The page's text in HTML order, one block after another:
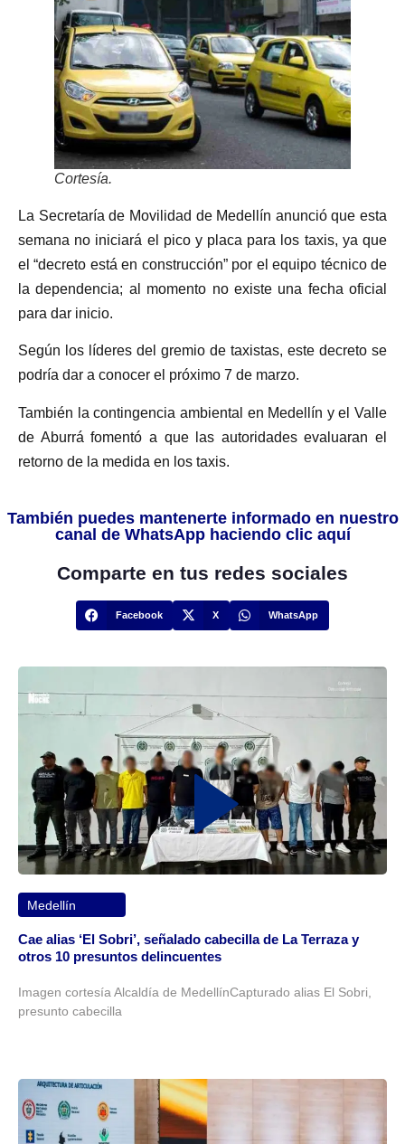
Cortesía.
La Secretaría de Movilidad de Medellín anunció que esta
semana no iniciará el pico y placa para los taxis, ya que
el “decreto está en construcción” por el equipo técnico de
la dependencia; al momento no existe una fecha oficial
para dar inicio.
Según los líderes del gremio de taxistas, este decreto se
podría dar a conocer el próximo 7 de marzo.
También la contingencia ambiental en Medellín y el Valle
de Aburrá fomentó a que las autoridades evaluaran el
retorno de la medida en los taxis.
También puedes mantenerte informado en nuestro
canal de WhatsApp haciendo clic aquí
Comparte en tus redes sociales
Facebook X WhatsApp
Medellín
Cae alias ‘El Sobri’, señalado cabecilla de La Terraza y
otros 10 presuntos delincuentes
Imagen cortesía Alcaldía de MedellínCapturado alias El Sobri,
presunto cabecilla